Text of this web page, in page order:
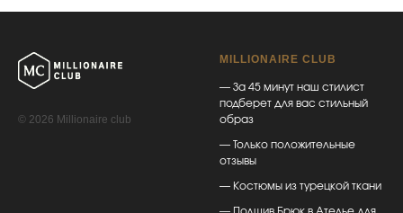
© 2026 Millionaire club
MILLIONAIRE CLUB
— За 45 минут наш стилист
подберет для вас стильный
образ
— Только положительные
отзывы
— Костюмы из турецкой ткани